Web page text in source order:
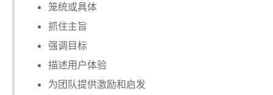
笼统或具体
抓住主旨
强调目标
描述用户体验
为团队提供激励和启发